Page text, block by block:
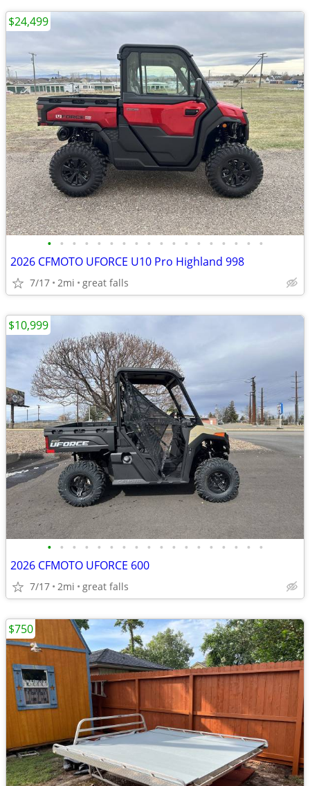
• • • • • • • • • • • • • • • • • •
2026 CFMOTO UFORCE U10 Pro Highland 998
7/17 2mi great falls
$24,499
• • • • • • • • • • • • • • • • • •
2026 CFMOTO UFORCE 600
7/17 2mi great falls
$10,999
$750